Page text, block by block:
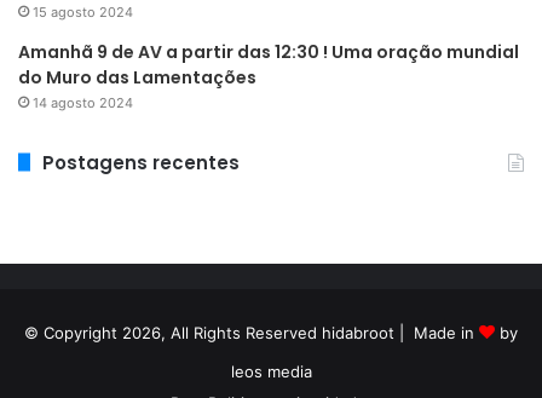
15 agosto 2024
Amanhã 9 de AV a partir das 12:30 ! Uma oração mundial
do Muro das Lamentações
14 agosto 2024
Postagens recentes
© Copyright 2026, All Rights Reserved hidabroot | Made in
by
leos media